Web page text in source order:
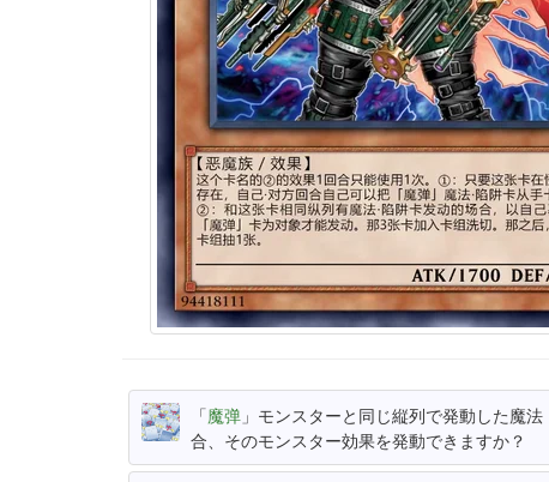
「魔弹 」モンスターと同じ縦列で発動した魔
合、そのモンスター効果を発動できますか？